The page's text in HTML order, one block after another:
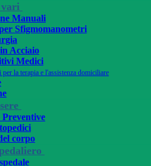
Manuali
Sfigmomanometri
Acciaio
Medici
per la terapia e l'assistenza domiciliare
Preventive
corpo